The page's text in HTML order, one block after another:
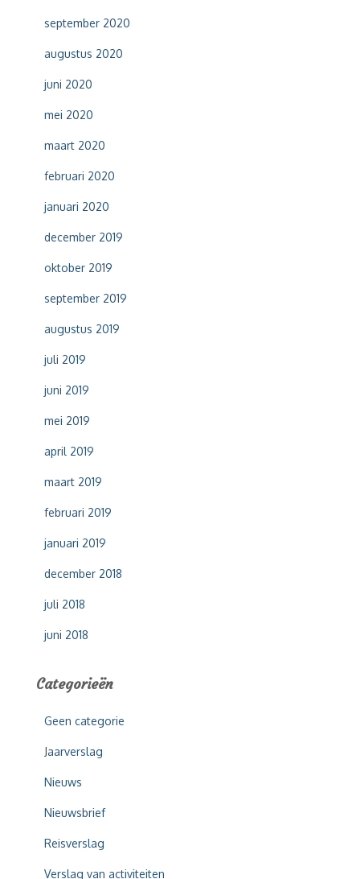
september 2020
augustus 2020
juni 2020
mei 2020
maart 2020
februari 2020
januari 2020
december 2019
oktober 2019
september 2019
augustus 2019
juli 2019
juni 2019
mei 2019
april 2019
maart 2019
februari 2019
januari 2019
december 2018
juli 2018
juni 2018
Categorieën
Geen categorie
Jaarverslag
Nieuws
Nieuwsbrief
Reisverslag
Verslag van activiteiten